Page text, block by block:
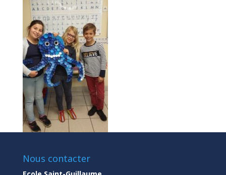
Nous contacter